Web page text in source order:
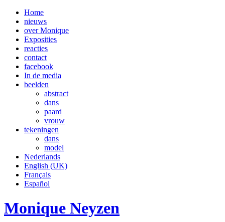
Home
nieuws
over Monique
Exposities
reacties
contact
facebook
In de media
beelden
abstract
dans
paard
vrouw
tekeningen
dans
model
Nederlands
English (UK)
Français
Español
Monique Neyzen